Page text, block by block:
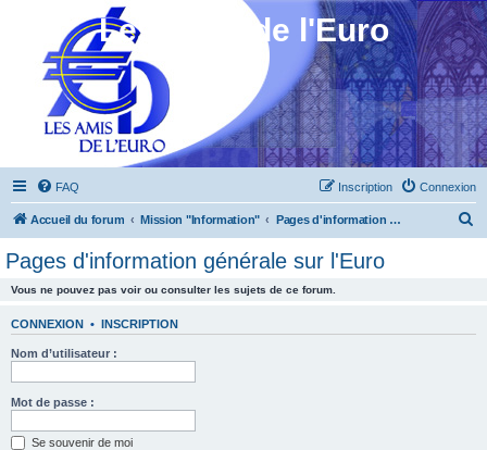
Les Amis de l'Euro
FAQ Connexion
Inscription
Accueil du forum Mission "Information" Pages d'information générale sur l'Euro
Pages d'information générale sur l'Euro
Vous ne pouvez pas voir ou consulter les sujets de ce forum.
CONNEXION • INSCRIPTION
Nom d’utilisateur :
Mot de passe :
Se souvenir de moi